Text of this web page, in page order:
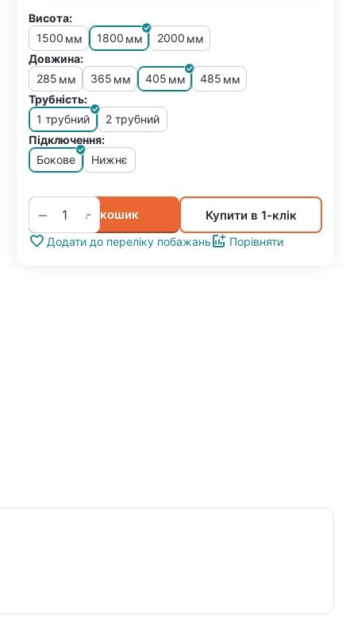
Висота:
1500 мм 1800 мм 2000 мм
Довжина:
285 мм 365 мм 405 мм 485 мм
Трубність:
1 трубний
2 трубний
Підключення:
Бокове
Нижнє
+
− У кошик Купити в 1-клік
Додати до переліку побажань Порівняти